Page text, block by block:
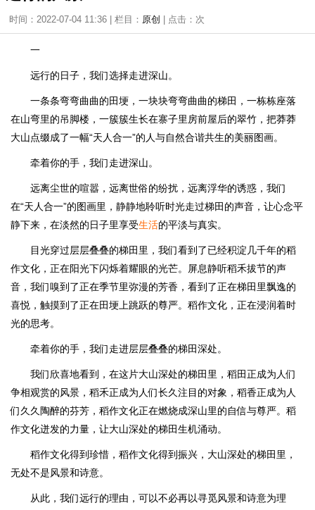
时间：2022-07-04 11:36 | 栏目： 原创 | 点击： 次
一
远行的日子，我们选择走进深山。
一条条弯弯曲曲的田埂，一块块弯弯曲曲的梯田，一栋栋座落
在山弯里的吊脚楼，一簇簇生长在寨子里房前屋后的翠竹，把莽莽
大山点缀成了一幅“天人合一”的人与自然合谐共生的美丽图画。
牵着你的手，我们走进深山。
远离尘世的喧嚣，远离世俗的纷扰，远离浮华的诱惑，我们
在“天人合一”的图画里，静静地聆听时光走过梯田的声音，让心念平
静下来，在淡然的日子里享受生活的平淡与真实。
目光穿过层层叠叠的梯田里，我们看到了已经积淀几千年的稻
作文化，正在阳光下闪烁着耀眼的光芒。屏息静听稻禾拔节的声
音，我们嗅到了正在季节里弥漫的芳香，看到了正在梯田里飘逸的
喜悦，触摸到了正在田埂上跳跃的尊严。稻作文化，正在浸润着时
光的思考。
牵着你的手，我们走进层层叠叠的梯田深处。
我们欣喜地看到，在这片大山深处的梯田里，稻田正成为人们
争相观赏的风景，稻禾正成为人们长久注目的对象，稻香正成为人
们久久陶醉的芬芳，稻作文化正在燃烧成深山里的自信与尊严。稻
作文化迸发的力量，让大山深处的梯田生机涌动。
稻作文化得到珍惜，稻作文化得到振兴，大山深处的梯田里，
无处不是风景和诗意。
从此，我们远行的理由，可以不必再以寻觅风景和诗意为理